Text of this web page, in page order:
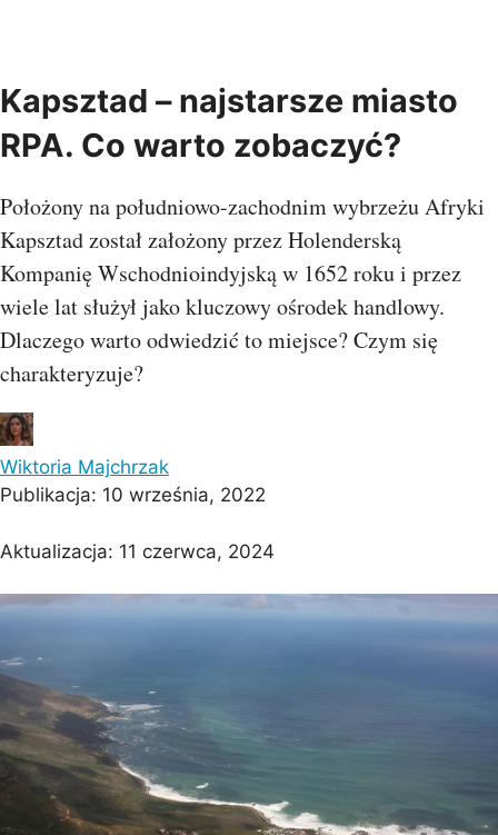
Kapsztad – najstarsze miasto
RPA. Co warto zobaczyć?
Położony na południowo-zachodnim wybrzeżu Afryki
Kapsztad został założony przez Holenderską
Kompanię Wschodnioindyjską w 1652 roku i przez
wiele lat służył jako kluczowy ośrodek handlowy.
Dlaczego warto odwiedzić to miejsce? Czym się
charakteryzuje?
Wiktoria Majchrzak
Publikacja: 10 września, 2022
Aktualizacja: 11 czerwca, 2024